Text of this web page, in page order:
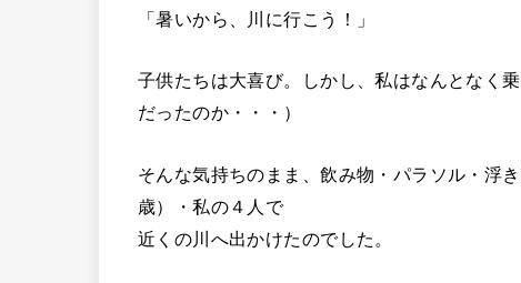
「暑いから、川に行こう！」
子供たちは大喜び。しかし、私はなんとなく
だったのか・・・）
そんな気持ちのまま、飲み物・パラソル・浮
歳）・私の４人で
近くの川へ出かけたのでした。